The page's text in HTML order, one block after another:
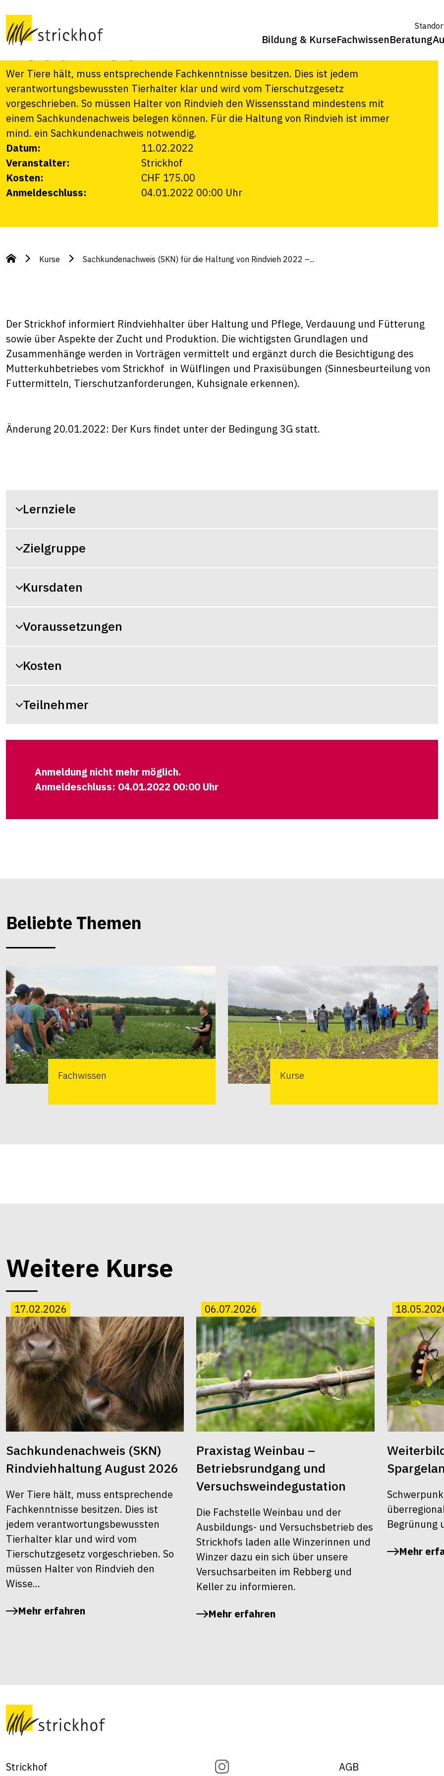
Bildung & KurseFachwissenBeratung
die Haltung von Rindvieh 2022 –
AUSGEBUCHT
Wer Tiere hält, muss entsprechende Fachkenntnisse besitzen. Dies ist jedem
verantwortungsbewussten Tierhalter klar und wird vom Tierschutzgesetz
vorgeschrieben. So müssen Halter von Rindvieh den Wissensstand mindestens mit
einem Sachkundenachweis belegen können. Für die Haltung von Rindvieh ist immer
mind. ein Sachkundenachweis notwendig.
Datum:
11.02.2022
Veranstalter:
Strickhof
Kosten:
CHF 175.00
Anmeldeschluss:
04.01.2022 00:00 Uhr
Kurse Sachkundenachweis (SKN) für die Haltung von Rindvieh 2022 –...
Der Strickhof informiert Rindviehhalter über Haltung und Pflege, Verdauung und Fütterung
sowie über Aspekte der Zucht und Produktion. Die wichtigsten Grundlagen und
Zusammenhänge werden in Vorträgen vermittelt und ergänzt durch die Besichtigung des
Mutterkuhbetriebes vom Strickhof in Wülflingen und Praxisübungen (Sinnesbeurteilung von
Futtermitteln, Tierschutzanforderungen, Kuhsignale erkennen).
Änderung 20.01.2022: Der Kurs findet unter der Bedingung 3G statt.
Lernziele
Zielgruppe
Kursdaten
Voraussetzungen
Kosten
Teilnehmer
Anmeldung nicht mehr möglich.
Anmeldeschluss: 04.01.2022 00:00 Uhr
Beliebte Themen
Fachwissen Kurse
Weitere Kurse
17.02.2026
Sachkundenachweis (SKN)
Rindviehhaltung August 2026
Wer Tiere hält, muss entsprechende
Fachkenntnisse besitzen. Dies ist
jedem verantwortungsbewussten
Tierhalter klar und wird vom
Tierschutzgesetz vorgeschrieben. So
müssen Halter von Rindvieh den
Wisse...
Mehr erfahren
06.07.2026
Praxistag Weinbau –
Betriebsrundgang und
Versuchsweindegustation
Die Fachstelle Weinbau und der
Ausbildungs- und Versuchsbetrieb des
Strickhofs laden alle Winzerinnen und
Winzer dazu ein sich über unsere
Versuchsarbeiten im Rebberg und
Keller zu informieren.
Mehr erfahren
Begrünung
Mehr
Strickhof
AGB